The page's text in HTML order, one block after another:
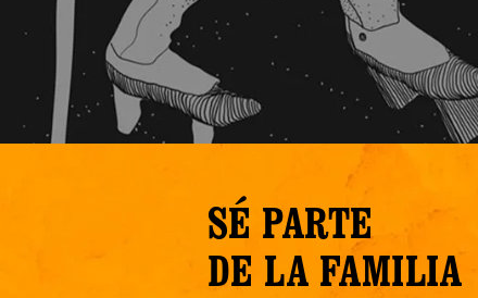
SÉ PARTE
DE LA FAMILIA